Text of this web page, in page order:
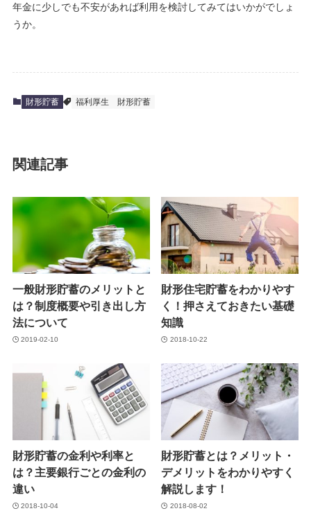
年金に少しでも不安があれば利用を検討してみてはいかがでしょ
うか。
財形貯蓄 福利厚生 財形貯蓄
関連記事
一般財形貯蓄のメリットと
は？制度概要や引き出し方
法について
2019-02-10
財形住宅貯蓄をわかりやす
く！押さえておきたい基礎
知識
2018-10-22
財形貯蓄の金利や利率と
は？主要銀行ごとの金利の
違い
2018-10-04
財形貯蓄とは？メリット・
デメリットをわかりやすく
解説します！
2018-08-02